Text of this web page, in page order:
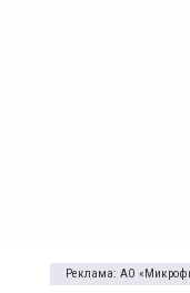
Реклама: АО